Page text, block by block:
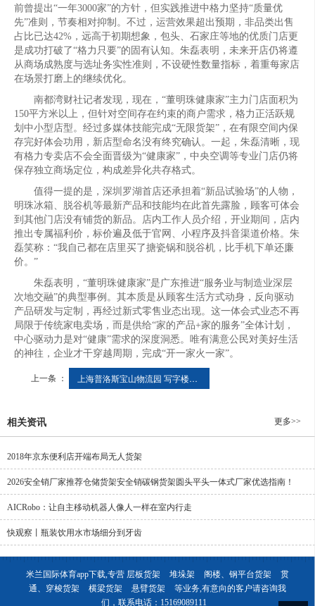
前曾提出“一年3000家”的方针，但实践推进中格力坚持“质量优
先”准则，节奏相对抑制。不过，运营效果超出预期，非品类出售
占比已达42%，远高于初期想象，包头、石家庄等地的优质门店更
是成功打破了“格力只要”的固有认知。朱磊表明，未来开店仍将遵
从商场成熟度与选址务实性准则，不设硬性数量指标，着重每家店
在场景打磨上的继续优化。
南都湾财社记者发现，现在，“董明珠健康家”主力门店面积为
150平方米以上，但针对空间存在约束的商户需求，格力正活跃规
划中小型店型。经过多媒体技能完成“无限货架”，在有限空间内保
存完好体会功用，新店型命名没有终究确认。一起，朱磊清晰，现
有格力专卖店不会全面晋级为“健康家”，中央空调等专业门店仍将
保存独立商场定位，构成差异化共存格式。
值得一提的是，深圳罗湖首店还承担着“新品试验场”的人物，
明珠冰箱、脱谷机等最新产品和技能均在此首先露脸，顾客可体会
到其他门店没有铺货的新品。店内工作人员介绍，开业期间，店内
推出专属福利价，标价遍及低于官网、小程序及抖音渠道价格。朱
磊笑称：“我自己都在店里买了搪瓷锅和脱谷机，比手机下单还廉
价。”
朱磊表明，“董明珠健康家”是广东推进“服务业与制造业深层
次地交融”的典型事例。其本质是从顾客生活方式动身，反向驱动
产品研发与定制，再经过新式零售业态出现。这一体会式业态不再
局限于传统家电卖场，而是供给“家的产品+家的服务”全体计划，
中心驱动力是对“健康”需求的深度洞悉。唯有满意公民对美好生活
的神往，企业才干穿越周期，完成“开一家火一家”。
上一条 ： 上海普洛斯宝山物流园 写字楼租借 可注册公司可存案 精装带家私拎包工作
相关资讯 更多>>
2018年京东便利店开端布局无人货架
2026安全销厂家推荐仓储货架安全销碳钢货架圆头平头一体式厂家优选指南！
AICRobo：让自主移动机器人像人一样在室内行走
快观察丨瓶装饮用水市场细分到牙齿
米兰国际体育app下载,专营 层板货架 堆垛架 阁楼、钢平台货架
贯
通、穿梭货架
横梁货架 悬臂货架
等业务,有意向的客户请咨询我
们，联系电话： 15169089111